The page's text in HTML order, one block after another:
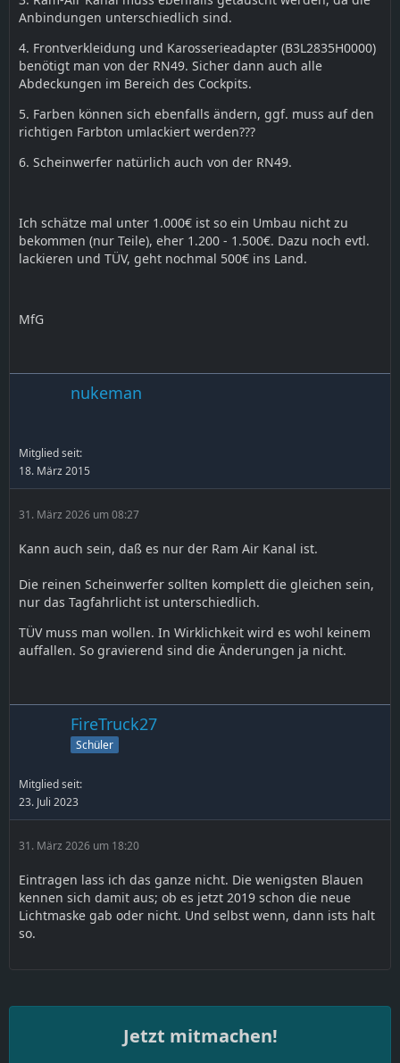
Anbindungen unterschiedlich sind.
4. Frontverkleidung und Karosserieadapter (B3L2835H0000)
benötigt man von der RN49. Sicher dann auch alle
Abdeckungen im Bereich des Cockpits.
5. Farben können sich ebenfalls ändern, ggf. muss auf den
richtigen Farbton umlackiert werden???
6. Scheinwerfer natürlich auch von der RN49.
Ich schätze mal unter 1.000€ ist so ein Umbau nicht zu
bekommen (nur Teile), eher 1.200 - 1.500€. Dazu noch evtl.
lackieren und TÜV, geht nochmal 500€ ins Land.
MfG
nukeman
Mitglied seit:
18. März 2015
31. März 2026 um 08:27
Kann auch sein, daß es nur der Ram Air Kanal ist.
Die reinen Scheinwerfer sollten komplett die gleichen sein,
nur das Tagfahrlicht ist unterschiedlich.
TÜV muss man wollen. In Wirklichkeit wird es wohl keinem
auffallen. So gravierend sind die Änderungen ja nicht.
FireTruck27
Schüler
Mitglied seit:
23. Juli 2023
31. März 2026 um 18:20
Eintragen lass ich das ganze nicht. Die wenigsten Blauen
kennen sich damit aus; ob es jetzt 2019 schon die neue
Lichtmaske gab oder nicht. Und selbst wenn, dann ists halt
so.
Jetzt mitmachen!